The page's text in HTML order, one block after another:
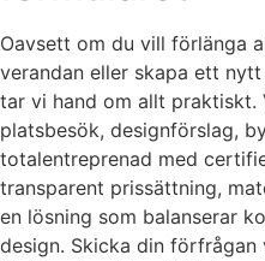
Oavsett om du vill förlänga
verandan eller skapa ett
tar vi hand om allt praktiskt.
platsbesök, designförslag,
totalentreprenad med
transparent prissättning,
en lösning som balanserar
design. Skicka din